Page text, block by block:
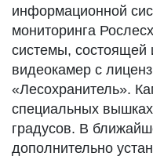
информационной
мониторинга
системы, состоящей
видеокамер с
«Лесохранитель».
специальных
градусов. В
дополнительно